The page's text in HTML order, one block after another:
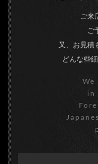
ご来
ご
又、お見積
どんな些
We
in